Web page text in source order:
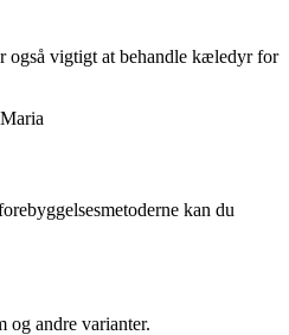
også vigtigt at behandle kæledyr for
kan du
og andre varianter.